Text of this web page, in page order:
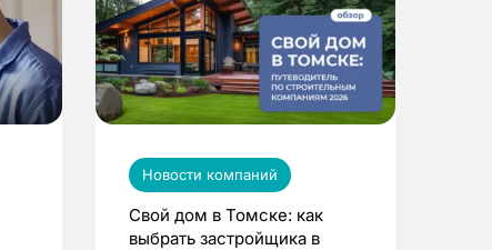
Новости компаний
Свой дом в Томске: как
выбрать застройщика в